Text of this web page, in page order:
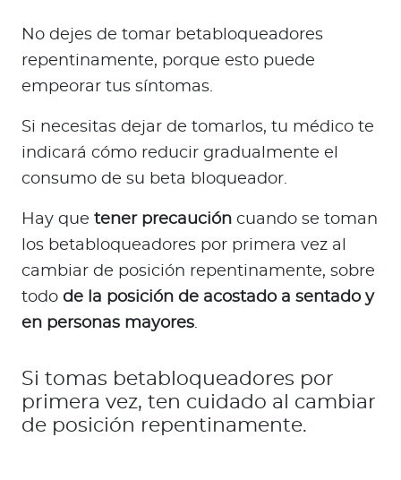
No dejes de tomar betabloqueadores
repentinamente, porque esto puede
empeorar tus síntomas.
Si necesitas dejar de tomarlos, tu médico te
indicará cómo reducir gradualmente el
consumo de su beta bloqueador.
Hay que tener precaución cuando se toman
los betabloqueadores por primera vez al
cambiar de posición repentinamente, sobre
todo de la posición de acostado a sentado y
en personas mayores.
Si tomas betabloqueadores por
primera vez, ten cuidado al cambiar
de posición repentinamente.